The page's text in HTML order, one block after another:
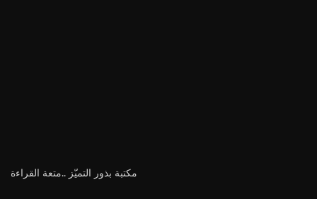
مكتبة بذور التميّز ..متعة القراءة